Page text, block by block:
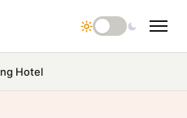
Hotel